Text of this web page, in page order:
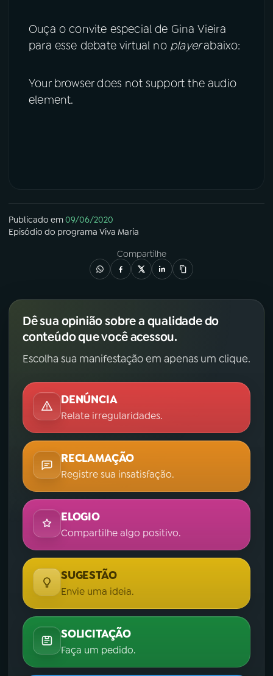
Ouça o convite especial de Gina Vieira
para esse debate virtual no playerabaixo:
Your browser does not support the audio
element.
Publicado em09/06/2020
Episódio do programa Viva Maria
Compartilhe
Dê sua opinião sobre a qualidade do
conteúdo que você acessou.
Escolha sua manifestação em apenas um clique.
DENÚNCIA
Relate irregularidades.
RECLAMAÇÃO
Registre sua insatisfação.
ELOGIO
Compartilhe algo positivo.
SUGESTÃO
Envie uma ideia.
SOLICITAÇÃO
Faça um pedido.